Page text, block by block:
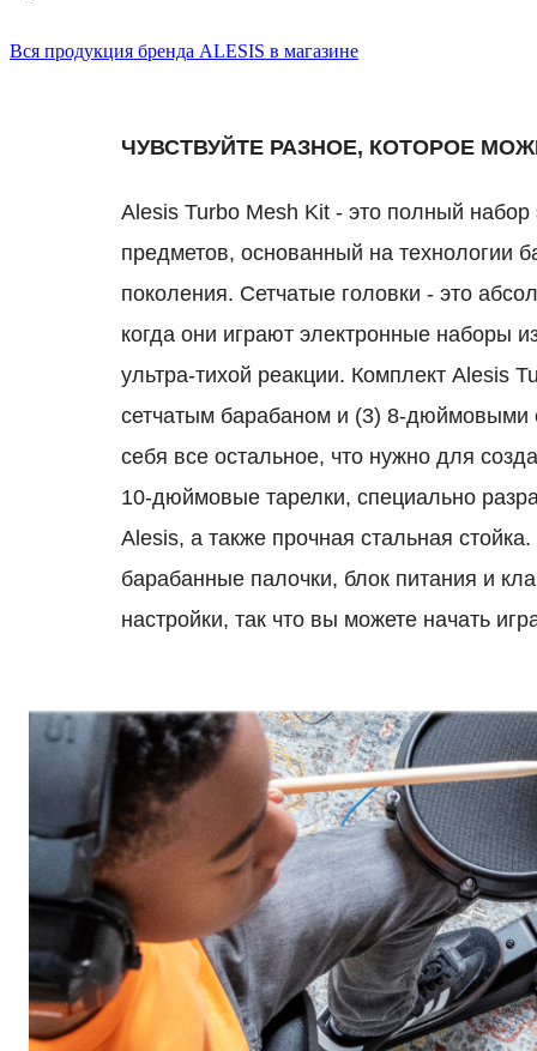
Вся продукция бренда ALESIS в магазине
ЧУВСТВУЙТЕ РАЗНОЕ, КОТОРОЕ
Alesis Turbo Mesh Kit - это полный
предметов, основанный на технологии
поколения. Сетчатые головки - это
когда они играют электронные наборы
ультра-тихой реакции. Комплект Alesis
сетчатым барабаном и (3) 8-дюймовыми
себя все остальное, что нужно для
10-дюймовые тарелки, специально
Alesis, а также прочная стальная
барабанные палочки, блок питания и
настройки, так что вы можете начать